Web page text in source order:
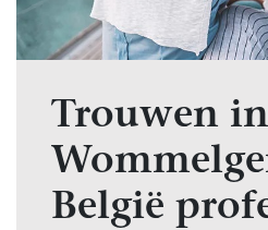
Trouwen in
België